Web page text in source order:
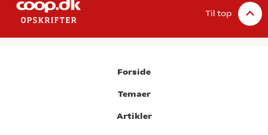
Til top
Forside
Temaer
Artikler